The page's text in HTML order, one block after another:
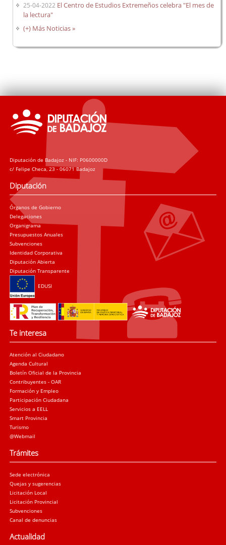
25-04-2022 El Centro de Estudios Extremeños celebra "El mes de
la lectura"
(+) Más Noticias »
Diputación de Badajoz - NIF: P0600000D
c/ Felipe Checa, 23 - 06071 Badajoz
Diputación
Órganos de Gobierno
Delegaciones
Organigrama
Presupuestos Anuales
Subvenciones
Identidad Corporativa
Diputación Abierta
Diputación Transparente
EDUSI
Te interesa
Atención al Ciudadano
Agenda Cultural
Boletín Oficial de la Provincia
Contribuyentes - OAR
Formación y Empleo
Participación Ciudadana
Servicios a EELL
Smart Provincia
Turismo
@Webmail
Trámites
Sede electrónica
Quejas y sugerencias
Licitación Local
Licitación Provincial
Subvenciones
Canal de denuncias
Actualidad